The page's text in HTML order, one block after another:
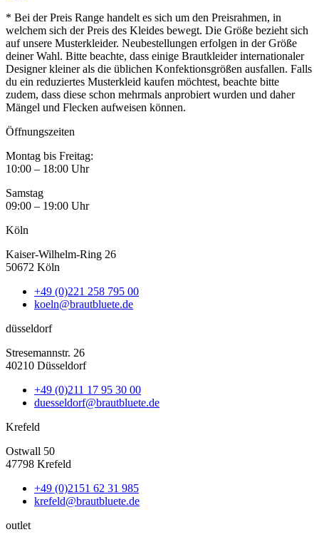
* Bei der Preis Range handelt es sich um den Preisrahmen, in
welchem sich der Preis des Kleides bewegt. Die Größe bezieht sich
auf unsere Musterkleider. Neubestellungen erfolgen in der Größe
deiner Wahl. Bitte beachte, dass einige Brautkleider internationaler
Designer kleiner als die üblichen Konfektionsgrößen ausfallen. Falls
du ein reduziertes Musterkleid kaufen möchtest, beachte bitte
zudem, dass diese schon mehrmals anprobiert wurden und daher
Mängel und Flecken aufweisen können.
Öffnungszeiten
Montag bis Freitag:
10:00 – 18:00 Uhr
Samstag
09:00 – 19:00 Uhr
Köln
Kaiser-Wilhelm-Ring 26
50672 Köln
+49 (0)221 258 795 00
koeln@brautbluete.de
düsseldorf
Stresemannstr. 26
40210 Düsseldorf
+49 (0)211 17 95 30 00
duesseldorf@brautbluete.de
Krefeld
Ostwall 50
47798 Krefeld
+49 (0)2151 62 31 985
krefeld@brautbluete.de
outlet